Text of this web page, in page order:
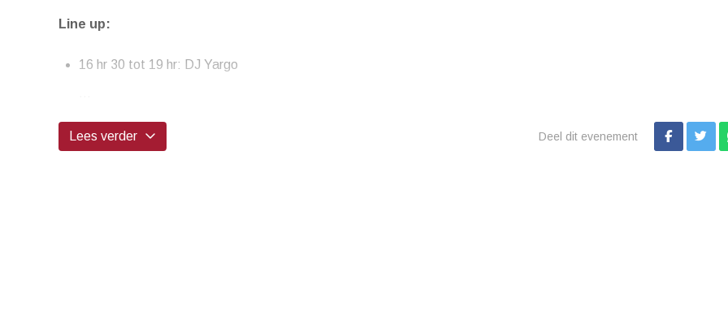
Line up:
16 hr 30 tot 19 hr: DJ Yargo
Lees verder Deel dit evenement